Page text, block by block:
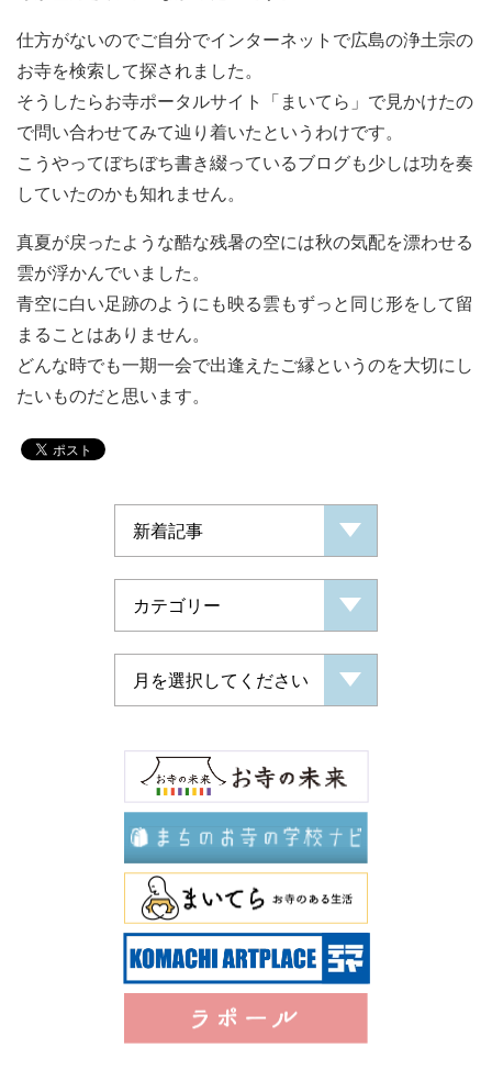
仕方がないのでご自分でインターネットで広島の浄土宗の
お寺を検索して探されました。
そうしたらお寺ポータルサイト「まいてら」で見かけたの
で問い合わせてみて辿り着いたというわけです。
こうやってぼちぼち書き綴っているブログも少しは功を奏
していたのかも知れません。
真夏が戻ったような酷な残暑の空には秋の気配を漂わせる
雲が浮かんでいました。
青空に白い足跡のようにも映る雲もずっと同じ形をして留
まることはありません。
どんな時でも一期一会で出逢えたご縁というのを大切にし
たいものだと思います。